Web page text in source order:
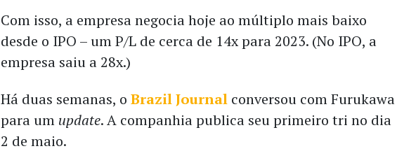
Com isso, a empresa negocia hoje ao múltiplo mais baixo
desde o IPO – um P/L de cerca de 14x para 2023. (No IPO, a
empresa saiu a 28x.)
Há duas semanas, oBrazil Journal conversou com Furukawa
para um update. A companhia publica seu primeiro tri no dia
2 de maio.